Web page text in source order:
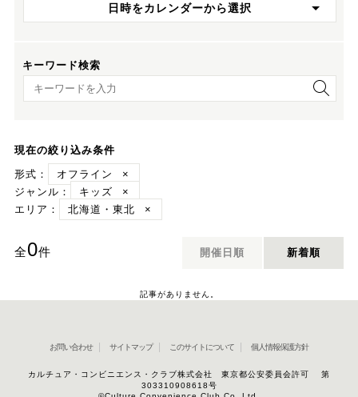
日時をカレンダーから選択
キーワード検索
キーワード検索
現在の絞り込み条件
形式：
オフライン
×
ジャンル：
キッズ
×
エリア：
北海道・東北 ×
全0件 開催日順 新着順
記事がありません。
お問い合わせ サイトマップ このサイトについて 個人情報保護方針
カルチュア・コンビニエンス・クラブ株式会社 東京都公安委員会許可 第
303310908618号